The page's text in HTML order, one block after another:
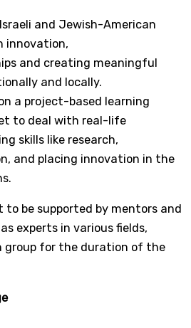
and Jewish-American
innovation,
and creating meaningful
and locally.
a project-based learning
to deal with real-life
skills like research,
and placing innovation in the
to be supported by mentors and
experts in various fields,
group for the duration of the